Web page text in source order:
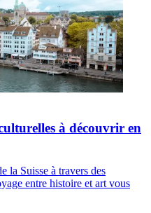
à découvrir en
la Suisse à travers des
entre histoire et art vous